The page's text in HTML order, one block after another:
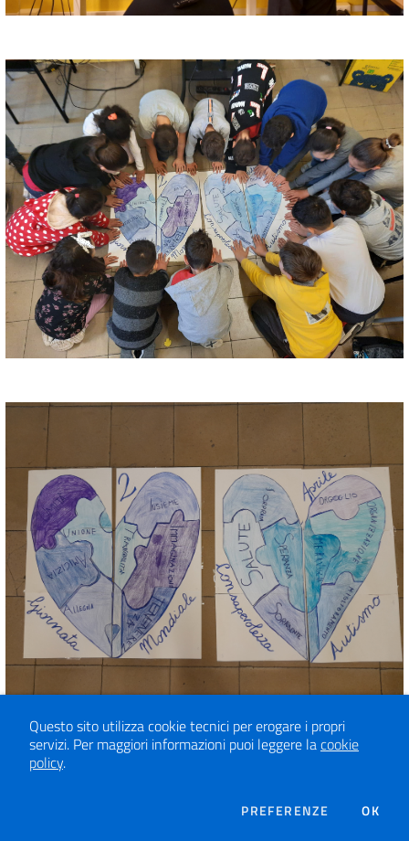
Questo sito utilizza cookie tecnici per erogare i propri
servizi. Per maggiori informazioni puoi leggere lacookie
policy.
PREFERENZE DEI COOKIE
OK